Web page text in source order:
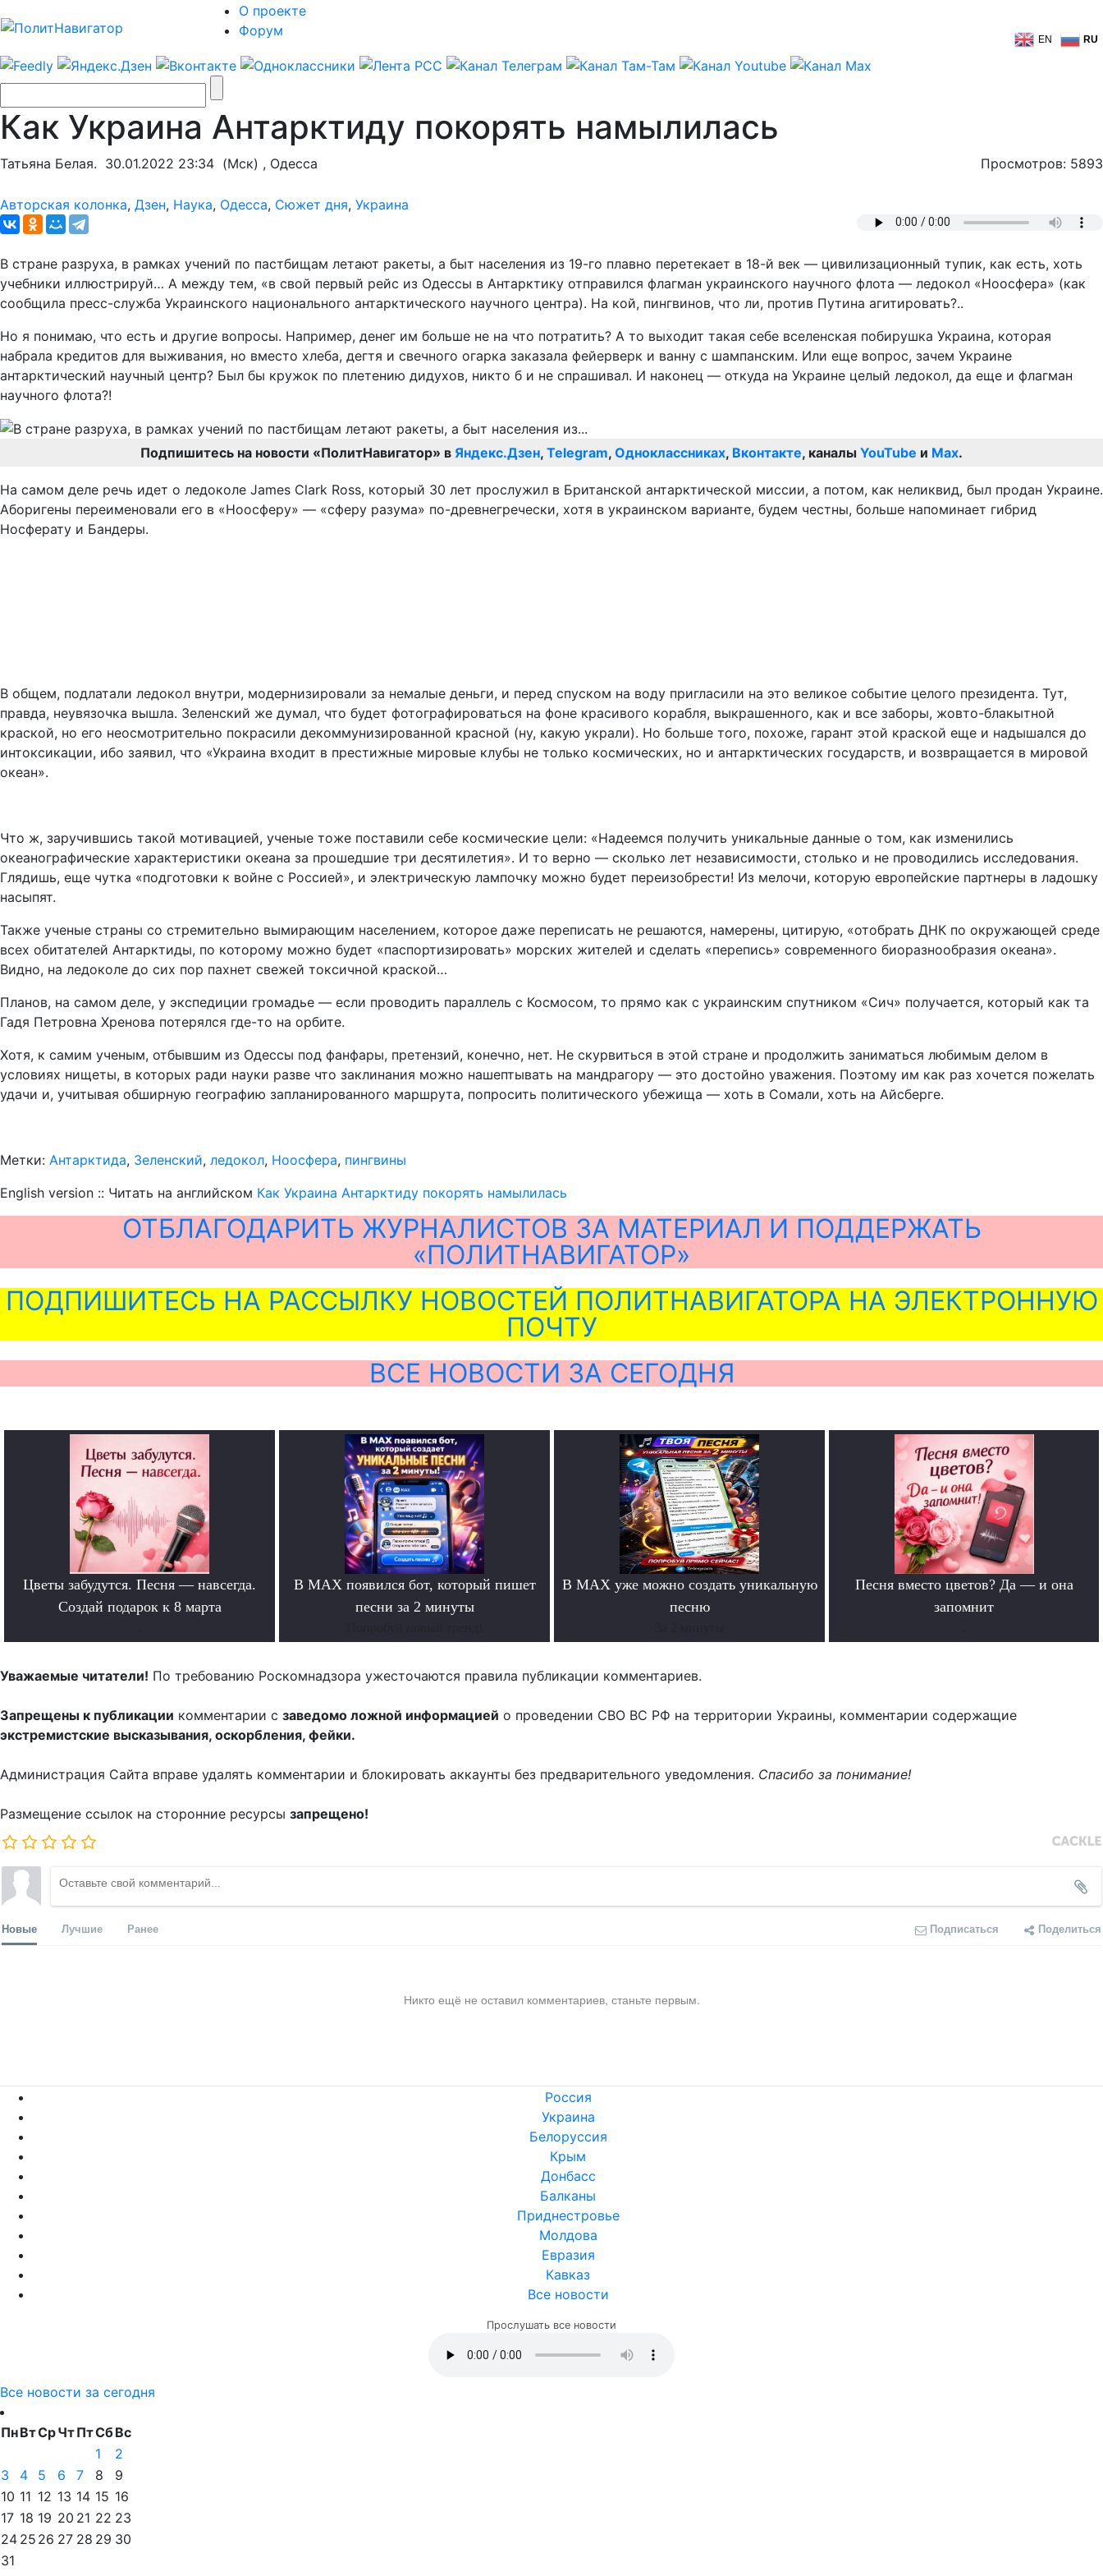
О проекте
Форум
EN RU
Как Украина Антарктиду покорять намылилась
Татьяна Белая. 30.01.2022 23:34 (Мск) , Одесса Просмотров: 5893
Авторская колонка, Дзен, Наука, Одесса, Сюжет дня, Украина
В стране разруха, в рамках учений по пастбищам летают ракеты, а быт населения из 19-го плавно перетекает в 18-й век — цивилизационный тупик, как есть, хоть
учебники иллюстрируй… А между тем, «в свой первый рейс из Одессы в Антарктику отправился флагман украинского научного флота — ледокол «Ноосфера» (как
сообщила пресс-служба Украинского национального антарктического научного центра). На кой, пингвинов, что ли, против Путина агитировать?..
Но я понимаю, что есть и другие вопросы. Например, денег им больше не на что потратить? А то выходит такая себе вселенская побирушка Украина, которая
набрала кредитов для выживания, но вместо хлеба, дегтя и свечного огарка заказала фейерверк и ванну с шампанским. Или еще вопрос, зачем Украине
антарктический научный центр? Был бы кружок по плетению дидухов, никто б и не спрашивал. И наконец — откуда на Украине целый ледокол, да еще и флагман
научного флота?!
Подпишитесь на новости «ПолитНавигатор» в Яндекс.Дзен, Telegram, Одноклассниках, Вконтакте, каналы YouTube и Max.
На самом деле речь идет о ледоколе James Clark Ross, который 30 лет прослужил в Британской антарктической миссии, а потом, как неликвид, был продан Украине.
Аборигены переименовали его в «Ноосферу» — «сферу разума» по-древнегречески, хотя в украинском варианте, будем честны, больше напоминает гибрид
Носферату и Бандеры.
В общем, подлатали ледокол внутри, модернизировали за немалые деньги, и перед спуском на воду пригласили на это великое событие целого президента. Тут,
правда, неувязочка вышла. Зеленский же думал, что будет фотографироваться на фоне красивого корабля, выкрашенного, как и все заборы, жовто-блакытной
краской, но его неосмотрительно покрасили декоммунизированной красной (ну, какую украли). Но больше того, похоже, гарант этой краской еще и надышался до
интоксикации, ибо заявил, что «Украина входит в престижные мировые клубы не только космических, но и антарктических государств, и возвращается в мировой
океан».
Что ж, заручившись такой мотивацией, ученые тоже поставили себе космические цели: «Надеемся получить уникальные данные о том, как изменились
океанографические характеристики океана за прошедшие три десятилетия». И то верно — сколько лет независимости, столько и не проводились исследования.
Глядишь, еще чутка «подготовки к войне с Россией», и электрическую лампочку можно будет переизобрести! Из мелочи, которую европейские партнеры в ладошку
насыпят.
Также ученые страны со стремительно вымирающим населением, которое даже переписать не решаются, намерены, цитирую, «отобрать ДНК по окружающей среде
всех обитателей Антарктиды, по которому можно будет «паспортизировать» морских жителей и сделать «перепись» современного биоразнообразия океана».
Видно, на ледоколе до сих пор пахнет свежей токсичной краской…
Планов, на самом деле, у экспедиции громадье — если проводить параллель с Космосом, то прямо как с украинским спутником «Сич» получается, который как та
Гадя Петровна Хренова потерялся где-то на орбите.
Хотя, к самим ученым, отбывшим из Одессы под фанфары, претензий, конечно, нет. Не скурвиться в этой стране и продолжить заниматься любимым делом в
условиях нищеты, в которых ради науки разве что заклинания можно нашептывать на мандрагору — это достойно уважения. Поэтому им как раз хочется пожелать
удачи и, учитывая обширную географию запланированного маршрута, попросить политического убежища — хоть в Сомали, хоть на Айсберге.
Метки: Антарктида, Зеленский, ледокол, Ноосфера, пингвины
English version :: Читать на английском Как Украина Антарктиду покорять намылилась
ОТБЛАГОДАРИТЬ ЖУРНАЛИСТОВ ЗА МАТЕРИАЛ И ПОДДЕРЖАТЬ
«ПОЛИТНАВИГАТОР»
ПОДПИШИТЕСЬ НА РАССЫЛКУ НОВОСТЕЙ ПОЛИТНАВИГАТОРА НА ЭЛЕКТРОННУЮ
ПОЧТУ
ВСЕ НОВОСТИ ЗА СЕГОДНЯ
Цветы забудутся. Песня — навсегда.
Создай подарок к 8 марта
В MAX появился бот, который пишет
песни за 2 минуты
В MAX уже можно создать уникальную
песню
Песня вместо цветов? Да — и она
запомнит
Уважаемые читатели! По требованию Роскомнадзора ужесточаются правила публикации комментариев.
Запрещены к публикации комментарии с заведомо ложной информацией о проведении СВО ВС РФ на территории Украины, комментарии содержащие
экстремистские высказывания, оскорбления, фейки.
Администрация Сайта вправе удалять комментарии и блокировать аккаунты без предварительного уведомления. Спасибо за понимание!
Размещение ссылок на сторонние ресурсы запрещено!
Новые Лучшие Ранее Подписаться Поделиться
Никто ещё не оставил комментариев, станьте первым.
Россия
Украина
Белоруссия
Крым
Донбасс
Балканы
Приднестровье
Молдова
Евразия
Кавказ
Все новости
Прослушать все новости
Все новости за сегодня
ПнВтСрЧтПтСбВс
1
2
3
4 5 6 7 8
9
10 11 12 13 14 15 16
17 18 19 20 21 22 23
24 25 26 27 28 29 30
31